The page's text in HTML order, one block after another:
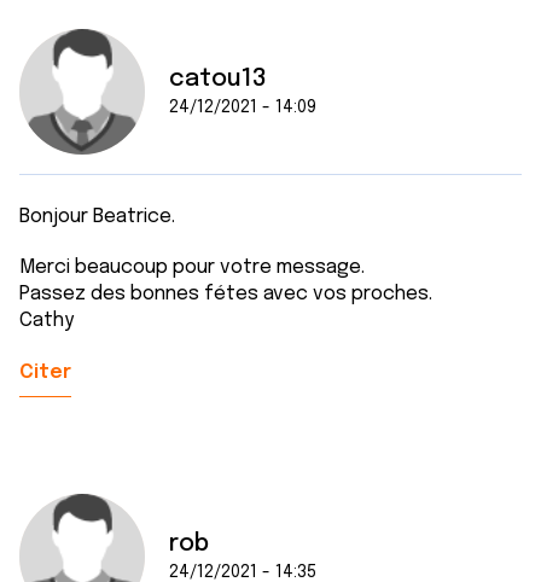
catou13
24/12/2021 - 14:09
Bonjour Beatrice.
Merci beaucoup pour votre message.
Passez des bonnes fétes avec vos proches.
Cathy
Citer
rob
24/12/2021 - 14:35